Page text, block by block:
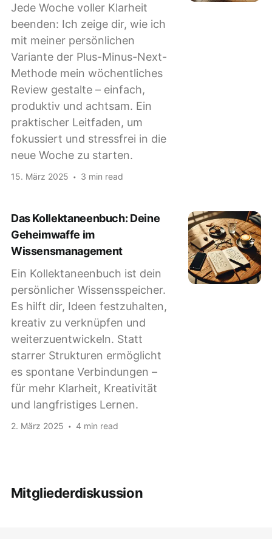
Jede Woche voller Klarheit
beenden: Ich zeige dir, wie ich
mit meiner persönlichen
Variante der Plus-Minus-Next-
Methode mein wöchentliches
Review gestalte – einfach,
produktiv und achtsam. Ein
praktischer Leitfaden, um
fokussiert und stressfrei in die
neue Woche zu starten.
15. März 2025 3 min read
Das Kollektaneenbuch: Deine
Geheimwaffe im
Wissensmanagement
Ein Kollektaneenbuch ist dein
persönlicher Wissensspeicher.
Es hilft dir, Ideen festzuhalten,
kreativ zu verknüpfen und
weiterzuentwickeln. Statt
starrer Strukturen ermöglicht
es spontane Verbindungen –
für mehr Klarheit, Kreativität
und langfristiges Lernen.
2. März 2025 4 min read
Mitgliederdiskussion